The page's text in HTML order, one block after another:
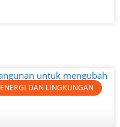
ENERGI DAN LINGKUNGAN